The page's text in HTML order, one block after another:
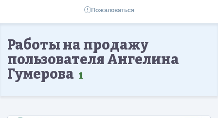
Пожаловаться
Работы на продажу
пользователя Ангелина
Гумерова 1